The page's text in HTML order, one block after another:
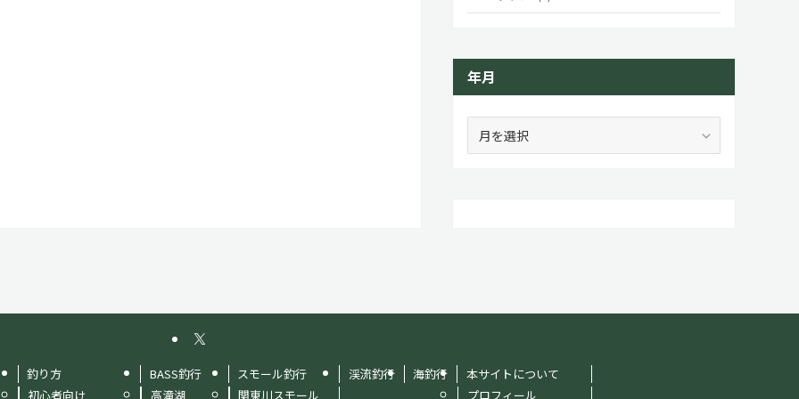
年月
釣り方
初心者向け
BASS釣行
高滝湖
スモール釣行
関東川スモール
渓流釣行 海釣行
本サイトについて
プロフィール